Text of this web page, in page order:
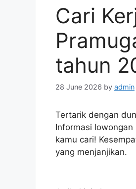
Cari
tahun
28 June 2026 by admin
Tertarik dengan
Informasi
kamu cari!
yang menjanjikan.